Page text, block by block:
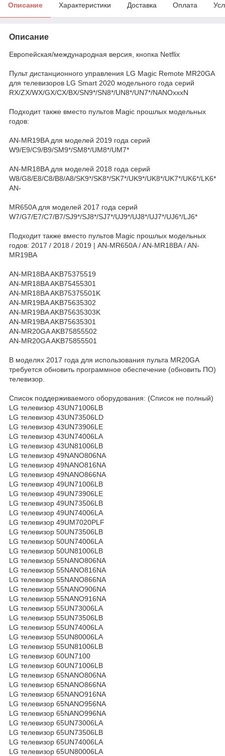
Описание Характеристики Доставка Оплата
Описание
Европейская/международная версия, кнопка Netflix
Пульт дистанционного управления LG Magic Remote MR20GA
для телевизоров LG Smart 2020 модельного года серий
RX/ZX/WX/GX/CX/BX/SN9*/SN8*/UN8*/UN7*/NANOxxxN
Подходит также вместо пультов Magic прошлых модельных
годов:
AN-MR19BA для моделей 2019 года серий
W9/E9/C9/B9/SM9*/SM8*/UM8*/UM7*
AN-MR18BA для моделей 2018 года серий
W8/G8/E8/C8/B8/A8/SK9*/SK8*/SK7*/UK9*/UK8*/UK7*/UK6*/LK6*
AN-
MR650A для моделей 2017 года серий
W7/G7/E7/C7/B7/SJ9*/SJ8*/SJ7*/UJ9*/UJ8*/UJ7*/UJ6*/LJ6*
Подходит также вместо пультов Magic прошлых модельных
годов: 2017 / 2018 / 2019 | AN-MR650A / AN-MR18BA / AN-
MR19BA
AN-MR18BA AKB75375519
AN-MR18BA AKB75455301
AN-MR18BA AKB75375501K
AN-MR19BA AKB75635302
AN-MR19BA AKB75635303K
AN-MR19BA AKB75635301
AN-MR20GA AKB75855502
AN-MR20GA AKB75855501
В моделях 2017 года для использования пульта MR20GA
требуется обновить программное обеспечение (обновить ПО)
телевизор.
Список поддерживаемого оборудования: (Список не полный)
LG телевизор 43UN71006LB
LG телевизор 43UN73506LD
LG телевизор 43UN73906LE
LG телевизор 43UN74006LA
LG телевизор 43UN81006LB
LG телевизор 49NANO806NA
LG телевизор 49NANO816NA
LG телевизор 49NANO866NA
LG телевизор 49UN71006LB
LG телевизор 49UN73906LE
LG телевизор 49UN73506LB
LG телевизор 49UN74006LA
LG телевизор 49UM7020PLF
LG телевизор 50UN73506LB
LG телевизор 50UN74006LA
LG телевизор 50UN81006LB
LG телевизор 55NANO806NA
LG телевизор 55NANO816NA
LG телевизор 55NANO866NA
LG телевизор 55NANO906NA
LG телевизор 55NANO916NA
LG телевизор 55UN73006LA
LG телевизор 55UN73506LB
LG телевизор 55UN74006LA
LG телевизор 55UN80006LA
LG телевизор 55UN81006LB
LG телевизор 60UN7100
LG телевизор 60UN71006LB
LG телевизор 65NANO806NA
LG телевизор 65NANO866NA
LG телевизор 65NANO916NA
LG телевизор 65NANO956NA
LG телевизор 65NANO996NA
LG телевизор 65UN73006LA
LG телевизор 65UN73506LB
LG телевизор 65UN74006LA
LG телевизор 65UN80006LA